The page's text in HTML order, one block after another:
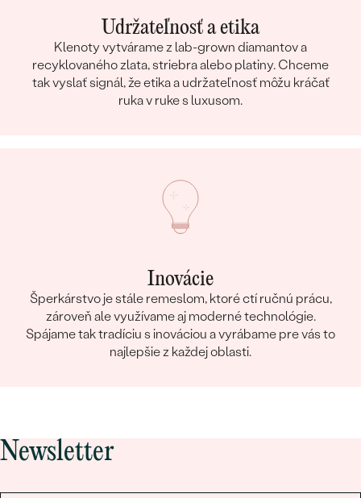
Udržateľnosť a etika
Klenoty vytvárame z lab-grown diamantov a
recyklovaného zlata, striebra alebo platiny. Chceme
tak vyslať signál, že etika a udržateľnosť môžu kráčať
ruka v ruke s luxusom.
Inovácie
Šperkárstvo je stále remeslom, ktoré ctí ručnú prácu,
zároveň ale využívame aj moderné technológie.
Spájame tak tradíciu s inováciou a vyrábame pre vás to
najlepšie z každej oblasti.
Newsletter